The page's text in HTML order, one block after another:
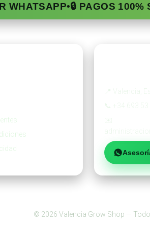
WHATSAPP•🔒 PAGOS 100%
© 2026 Valencia Grow Shop —